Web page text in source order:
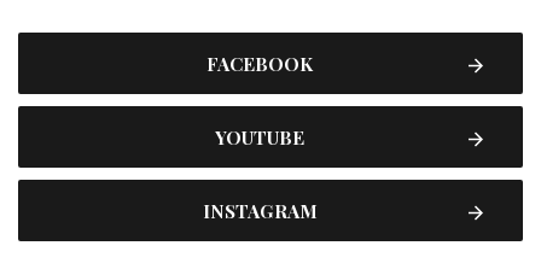
FACEBOOK
YOUTUBE
INSTAGRAM